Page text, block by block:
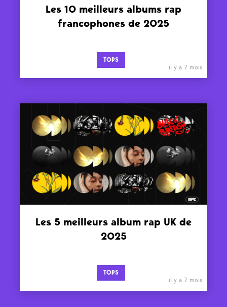
Les 10 meilleurs albums rap
francophones de 2025
TOPS
il y a 7 mois
Les 5 meilleurs album rap UK de
2025
TOPS
il y a 7 mois